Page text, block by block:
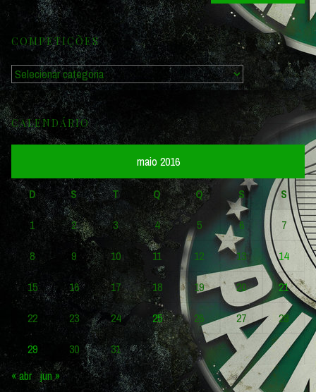
por:
COMPETIÇÕES
Competições
CALENDÁRIO
maio 2016
D S T Q Q S
S
1
2 3 4 5 6
7
8
9 10 11 12 13
14
15
16 17 18 19 20
21
22
23 24 25 26 27
28
29
30
31
« abr jun »